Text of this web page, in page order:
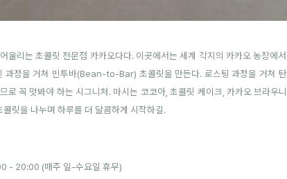
울리는 초콜릿 전문점 카카오다다. 이곳에서는 세계 각지의 카카오 농장에
과정을 거쳐 빈투바(Bean-to-Bar) 초콜릿을 만든다. 로스팅 과정을 거쳐
로 꼭 맛봐야 하는 시그니처. 마시는 코코아, 초콜릿 케이크, 카카오 브라우
콜릿을 나누며 하루를 더 달콤하게 시작하길.
- 20:00 (매주 일-수요일 휴무)